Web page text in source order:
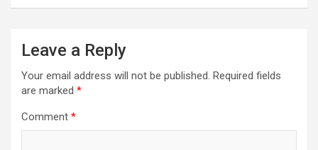
Leave a Reply
Your email address will not be published. Required fields
are marked *
Comment *